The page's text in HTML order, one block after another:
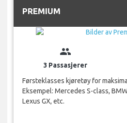
PREMIUM
group
3 Passasjerer
Førsteklasses kjøretøy for
Eksempel: Mercedes S-class,
Lexus GX, etc.